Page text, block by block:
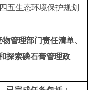
五生态环境保护规划
管理部门责任清单、
探索磷石膏管理政